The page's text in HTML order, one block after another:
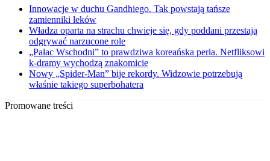
Innowacje w duchu Gandhiego. Tak powstają tańsze
zamienniki leków
Władza oparta na strachu chwieje się, gdy poddani przestają
odgrywać narzucone role
„Pałac Wschodni” to prawdziwa koreańska perła. Netfliksowi
k-dramy wychodzą znakomicie
Nowy „Spider-Man” bije rekordy. Widzowie potrzebują
właśnie takiego superbohatera
Promowane treści